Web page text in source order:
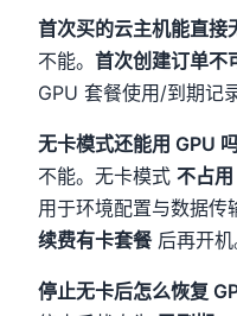
首次买的云主机能直接
不能。 首次创建订单不
GPU 套餐使用/到期记录
无卡模式还能用 GPU 吗
不能。无卡模式 不占用
用于环境配置与数据传
续费有卡套餐 后再开机
停止无卡后怎么恢复